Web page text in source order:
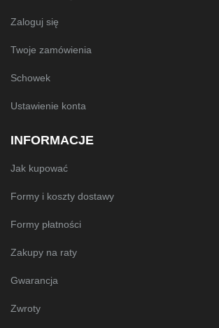
Zaloguj się
Twoje zamówienia
Schowek
Ustawienie konta
INFORMACJE
Jak kupować
Formy i koszty dostawy
Formy płatności
Zakupy na raty
Gwarancja
Zwroty